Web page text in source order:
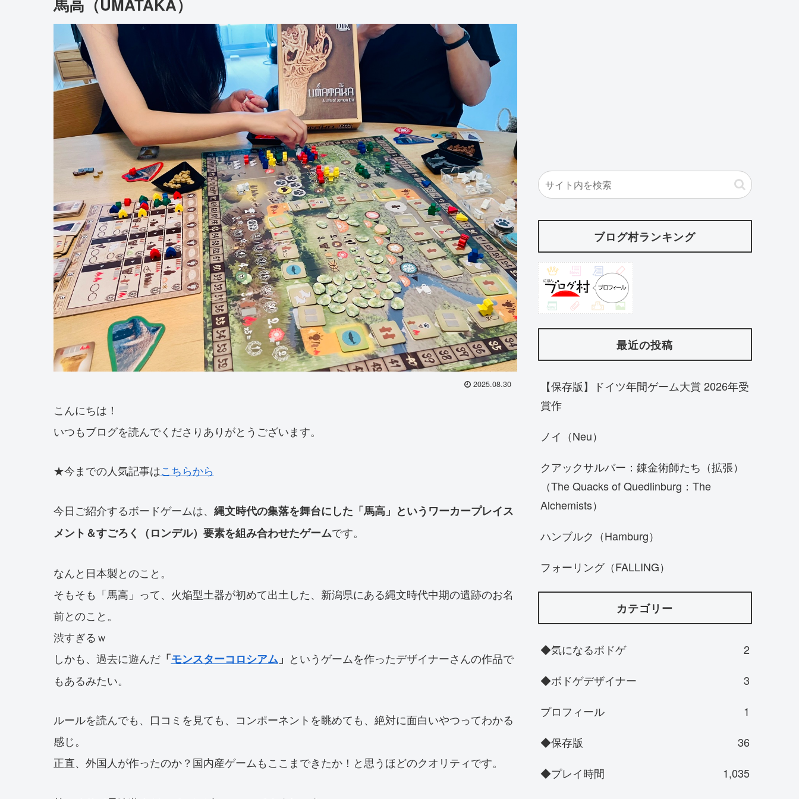
馬高（UMATAKA）
2025.08.30
こんにちは！
いつもブログを読んでくださりありがとうございます。
★今までの人気記事はこちらから
今日ご紹介するボードゲームは、 縄文時代の集落を舞台にした「馬高」というワーカープレイス
メント＆すごろく（ロンデル）要素を組み合わせたゲームです。
なんと日本製とのこと。
そもそも「馬高」って、火焔型土器が初めて出土した、新潟県にある縄文時代中期の遺跡のお名
前とのこと。
渋すぎるｗ
しかも、過去に遊んだ「モンスターコロシアム」 というゲームを作ったデザイナーさんの作品で
もあるみたい。
ルールを読んでも、口コミを見ても、コンポーネントを眺めても、絶対に面白いやつってわかる
感じ。
正直、外国人が作ったのか？国内産ゲームもここまできたか！と思うほどのクオリティです。
ブログ村ランキング
最近の投稿
【保存版】ドイツ年間ゲーム大賞 2026年受
賞作
ノイ（Neu）
クアックサルバー：錬金術師たち（拡張）
（The Quacks of Quedlinburg：The
Alchemists）
ハンブルク（Hamburg）
フォーリング（FALLING）
カテゴリー
◆気になるボドゲ
2
◆ボドゲデザイナー
3
プロフィール
1
◆保存版
36
◆プレイ時間
1,035